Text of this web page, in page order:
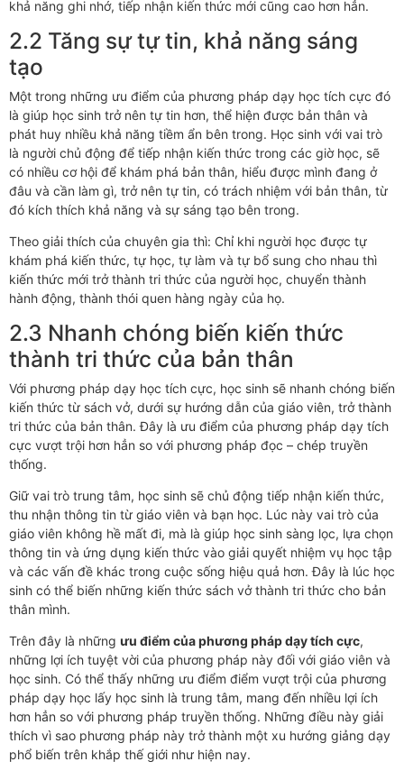
khả năng ghi nhớ, tiếp nhận kiến thức mới cũng cao hơn hẳn.
2.2 Tăng sự tự tin, khả năng sáng
tạo
Một trong những ưu điểm của phương pháp dạy học tích cực đó
là giúp học sinh trở nên tự tin hơn, thể hiện được bản thân và
phát huy nhiều khả năng tiềm ẩn bên trong. Học sinh với vai trò
là người chủ động để tiếp nhận kiến thức trong các giờ học, sẽ
có nhiều cơ hội để khám phá bản thân, hiểu được mình đang ở
đâu và cần làm gì, trở nên tự tin, có trách nhiệm với bản thân, từ
đó kích thích khả năng và sự sáng tạo bên trong.
Theo giải thích của chuyên gia thì: Chỉ khi người học được tự
khám phá kiến thức, tự học, tự làm và tự bổ sung cho nhau thì
kiến thức mới trở thành tri thức của người học, chuyển thành
hành động, thành thói quen hàng ngày của họ.
2.3 Nhanh chóng biến kiến thức
thành tri thức của bản thân
Với phương pháp dạy học tích cực, học sinh sẽ nhanh chóng biến
kiến thức từ sách vở, dưới sự hướng dẫn của giáo viên, trở thành
tri thức của bản thân. Đây là ưu điểm của phương pháp dạy tích
cực vượt trội hơn hẳn so với phương pháp đọc – chép truyền
thống.
Giữ vai trò trung tâm, học sinh sẽ chủ động tiếp nhận kiến thức,
thu nhận thông tin từ giáo viên và bạn học. Lúc này vai trò của
giáo viên không hề mất đi, mà là giúp học sinh sàng lọc, lựa chọn
thông tin và ứng dụng kiến thức vào giải quyết nhiệm vụ học tập
và các vấn đề khác trong cuộc sống hiệu quả hơn. Đây là lúc học
sinh có thể biến những kiến thức sách vở thành tri thức cho bản
thân mình.
Trên đây là những ưu điểm của phương pháp dạy tích cực,
những lợi ích tuyệt vời của phương pháp này đối với giáo viên và
học sinh. Có thể thấy những ưu điểm điểm vượt trội của phương
pháp dạy học lấy học sinh là trung tâm, mang đến nhiều lợi ích
hơn hẳn so với phương pháp truyền thống. Những điều này giải
thích vì sao phương pháp này trở thành một xu hướng giảng dạy
phổ biến trên khắp thế giới như hiện nay.